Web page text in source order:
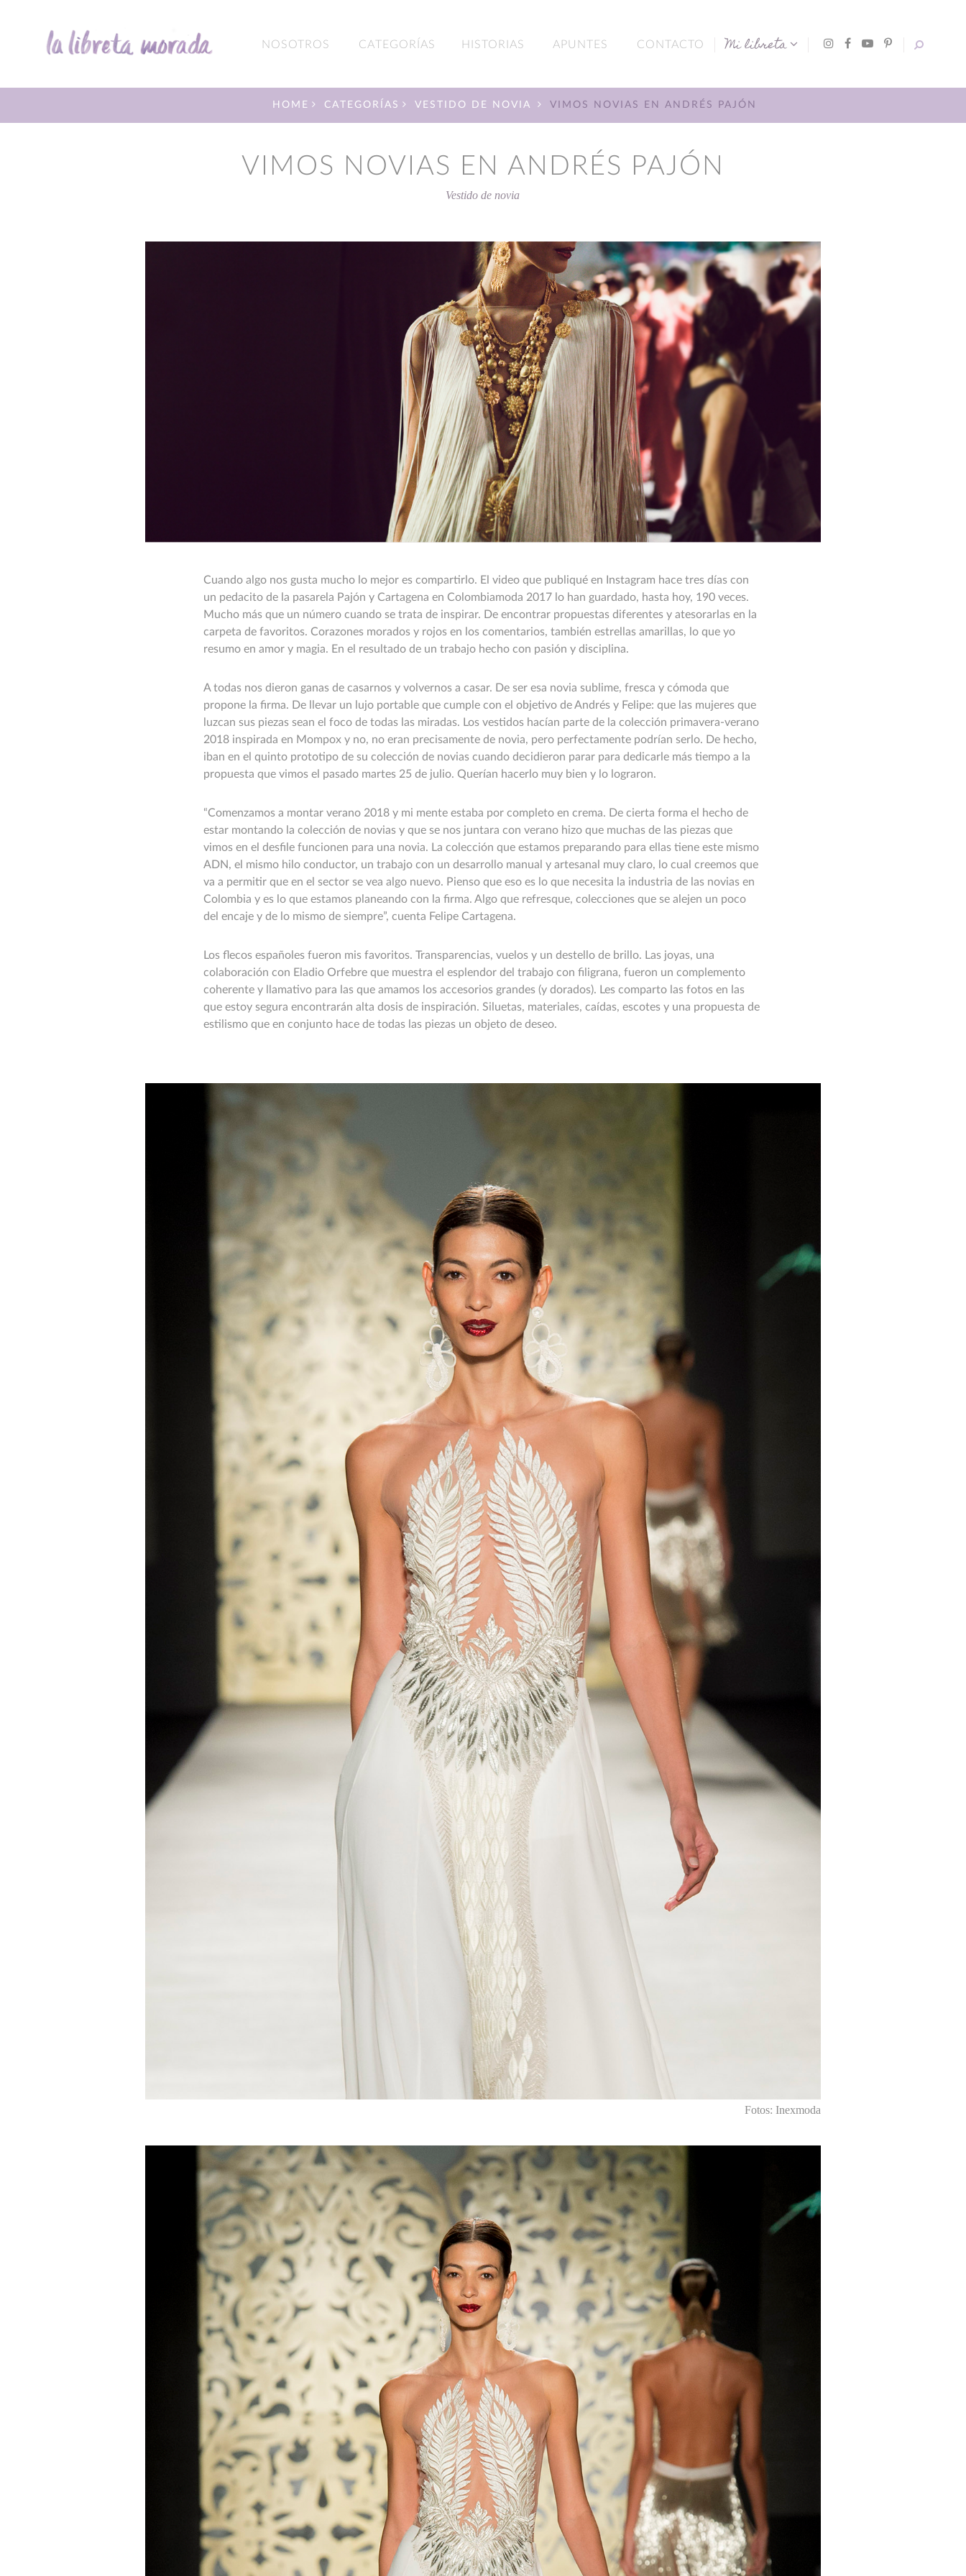
NOSOTROS CATEGORÍAS HISTORIAS APUNTES CONTACTO Mi libreta
HOME CATEGORÍAS VESTIDO DE NOVIA VIMOS NOVIAS EN ANDRÉS PAJÓN
VIMOS NOVIAS EN ANDRÉS PAJÓN
Vestido de novia
Cuando algo nos gusta mucho lo mejor es compartirlo. El video que publiqué en Instagram hace tres días con
un pedacito de la pasarela Pajón y Cartagena en Colombiamoda 2017 lo han guardado, hasta hoy, 190 veces.
Mucho más que un número cuando se trata de inspirar. De encontrar propuestas diferentes y atesorarlas en la
carpeta de favoritos. Corazones morados y rojos en los comentarios, también estrellas amarillas, lo que yo
resumo en amor y magia. En el resultado de un trabajo hecho con pasión y disciplina.
A todas nos dieron ganas de casarnos y volvernos a casar. De ser esa novia sublime, fresca y cómoda que
propone la firma. De llevar un lujo portable que cumple con el objetivo de Andrés y Felipe: que las mujeres que
luzcan sus piezas sean el foco de todas las miradas. Los vestidos hacían parte de la colección primavera-verano
2018 inspirada en Mompox y no, no eran precisamente de novia, pero perfectamente podrían serlo. De hecho,
iban en el quinto prototipo de su colección de novias cuando decidieron parar para dedicarle más tiempo a la
propuesta que vimos el pasado martes 25 de julio. Querían hacerlo muy bien y lo lograron.
“Comenzamos a montar verano 2018 y mi mente estaba por completo en crema. De cierta forma el hecho de
estar montando la colección de novias y que se nos juntara con verano hizo que muchas de las piezas que
vimos en el desfile funcionen para una novia. La colección que estamos preparando para ellas tiene este mismo
ADN, el mismo hilo conductor, un trabajo con un desarrollo manual y artesanal muy claro, lo cual creemos que
va a permitir que en el sector se vea algo nuevo. Pienso que eso es lo que necesita la industria de las novias en
Colombia y es lo que estamos planeando con la firma. Algo que refresque, colecciones que se alejen un poco
del encaje y de lo mismo de siempre”, cuenta Felipe Cartagena.
Los flecos españoles fueron mis favoritos. Transparencias, vuelos y un destello de brillo. Las joyas, una
colaboración con Eladio Orfebre que muestra el esplendor del trabajo con filigrana, fueron un complemento
coherente y llamativo para las que amamos los accesorios grandes (y dorados). Les comparto las fotos en las
que estoy segura encontrarán alta dosis de inspiración. Siluetas, materiales, caídas, escotes y una propuesta de
estilismo que en conjunto hace de todas las piezas un objeto de deseo.
Fotos: Inexmoda